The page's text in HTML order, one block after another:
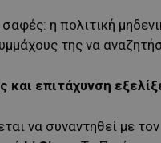
η πολιτική
της να
και επιτάχυνση
να συναντηθεί με